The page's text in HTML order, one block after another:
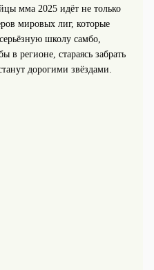
мма 2025 идёт не только
мировых лиг, которые
школу самбо,
в регионе, стараясь забрать
дорогими звёздами.